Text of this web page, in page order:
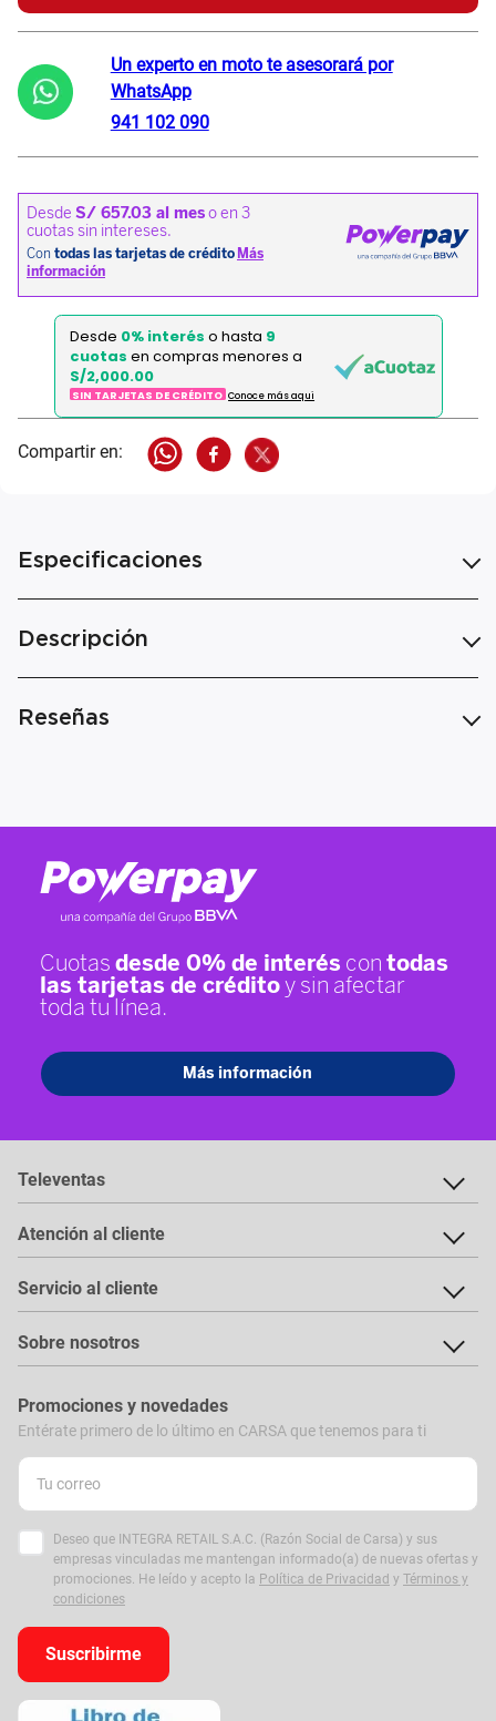
Un experto en moto te asesorará por
WhatsApp
941 102 090
Desde 0% interés o hasta 9
cuotas en compras menores a
S/2,000.00
SIN TARJETAS DE CRÉDITO Conoce más aqui
Especificaciones
Descripción
Reseñas
Televentas
Atención al cliente
Servicio al cliente
Sobre nosotros
Promociones y novedades
Entérate primero de lo último en CARSA que tenemos para ti
Deseo que INTEGRA RETAIL S.A.C. (Razón Social de Carsa) y sus
empresas vinculadas me mantengan informado(a) de nuevas ofertas y
promociones. He leído y acepto la Política de Privacidad y Términos y
condiciones
Suscribirme